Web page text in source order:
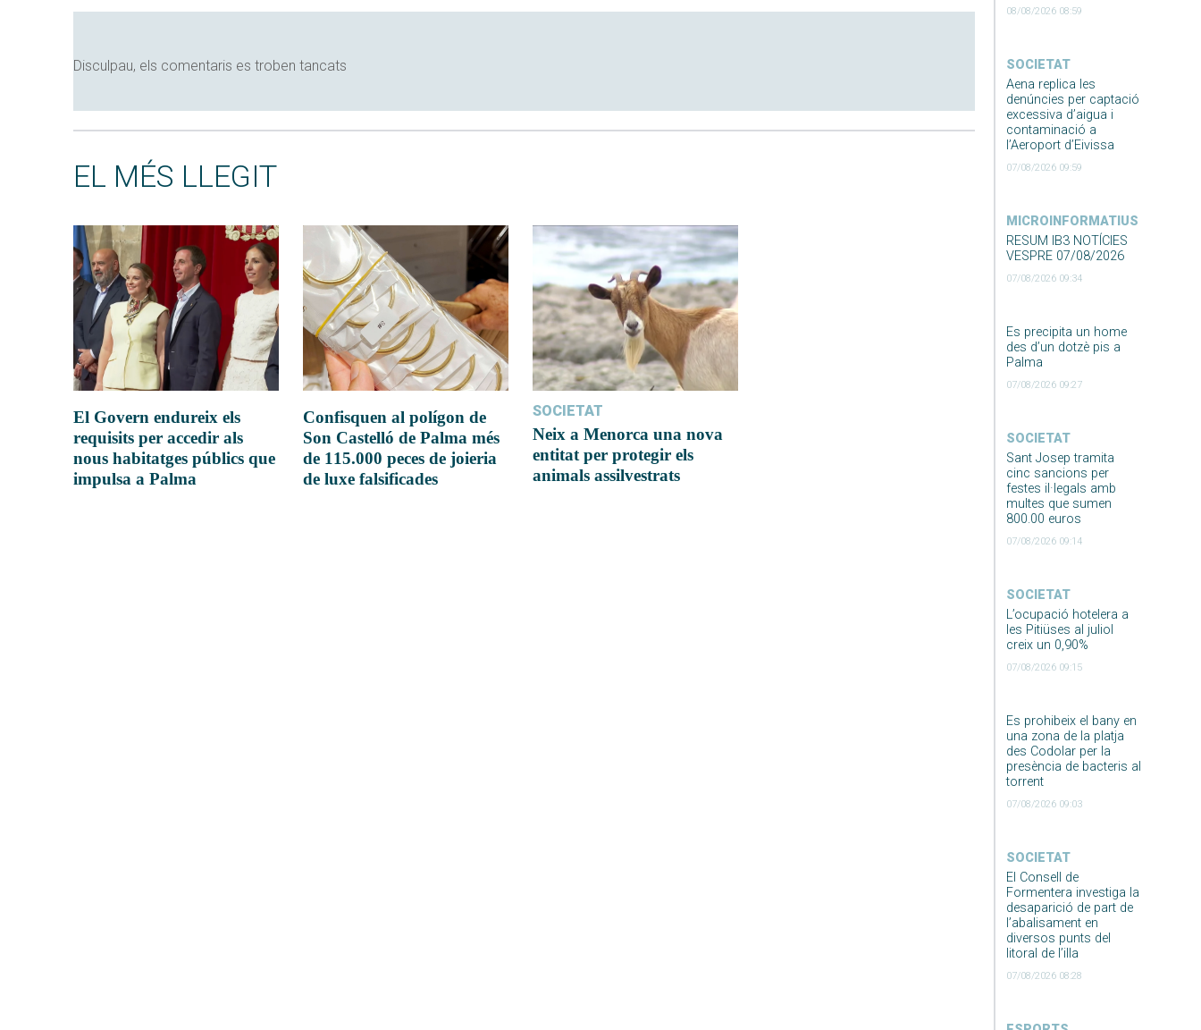
08/08/2026 08:59
SOCIETAT
Aena replica les
denúncies per captació
excessiva d’aigua i
contaminació a
l’Aeroport d’Eivissa
07/08/2026 09:59
MICROINFORMATIUS
RESUM IB3 NOTÍCIES
VESPRE 07/08/2026
07/08/2026 09:34
Es precipita un home
des d’un dotzè pis a
Palma
07/08/2026 09:27
SOCIETAT
Sant Josep tramita
cinc sancions per
festes il·legals amb
multes que sumen
800.00 euros
07/08/2026 09:14
SOCIETAT
L’ocupació hotelera a
les Pitiüses al juliol
creix un 0,90%
07/08/2026 09:15
Es prohibeix el bany en
una zona de la platja
des Codolar per la
presència de bacteris al
torrent
07/08/2026 09:03
SOCIETAT
El Consell de
Formentera investiga la
desaparició de part de
l’abalisament en
diversos punts del
litoral de l’illa
07/08/2026 08:28
Disculpau, els comentaris es troben tancats
EL MÉS LLEGIT
El Govern endureix els
requisits per accedir als
nous habitatges públics que
impulsa a Palma
Confisquen al polígon de
Son Castelló de Palma més
de 115.000 peces de joieria
de luxe falsificades
SOCIETAT
Neix a Menorca una nova
entitat per protegir els
animals assilvestrats